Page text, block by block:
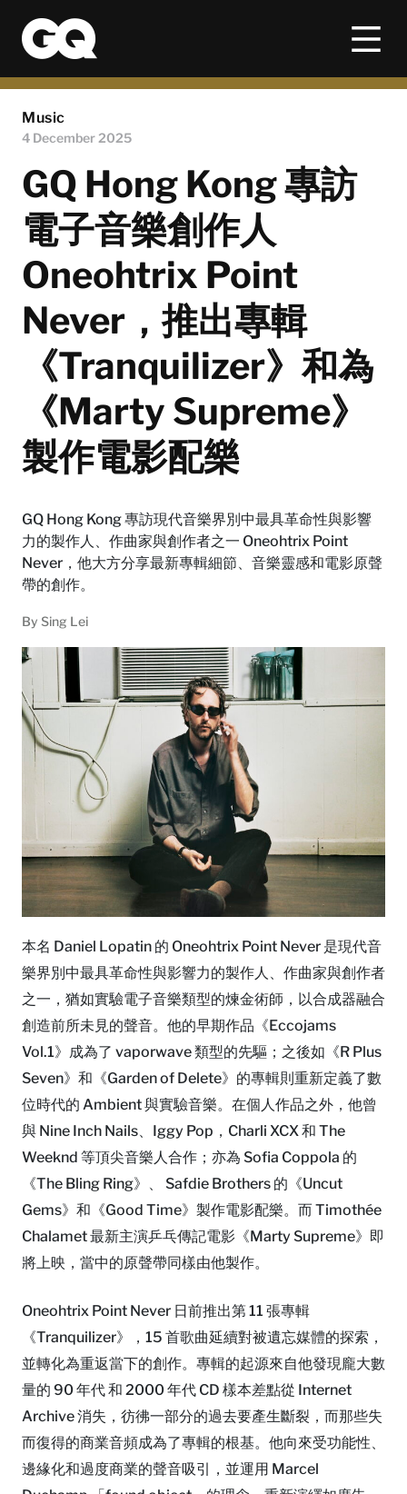
Music
4 December 2025
GQ Hong Kong 專訪
電子音樂創作人
Oneohtrix Point
Never，推出專輯
《Tranquilizer》和為
《Marty Supreme》
製作電影配樂
GQ Hong Kong 專訪現代音樂界別中最具革命性與影響
力的製作人、作曲家與創作者之一 Oneohtrix Point
Never，他大方分享最新專輯細節、音樂靈感和電影原聲
帶的創作。
By Sing Lei
本名 Daniel Lopatin 的 Oneohtrix Point Never 是現代音
樂界別中最具革命性與影響力的製作人、作曲家與創作者
之一，猶如實驗電子音樂類型的煉金術師，以合成器融合
創造前所未見的聲音。他的早期作品《Eccojams
Vol.1》成為了 vaporwave 類型的先驅；之後如《R Plus
Seven》和《Garden of Delete》的專輯則重新定義了數
位時代的 Ambient 與實驗音樂。在個人作品之外，他曾
與 Nine Inch Nails、Iggy Pop，Charli XCX 和 The
Weeknd 等頂尖音樂人合作；亦為 Sofia Coppola 的
《The Bling Ring》、 Safdie Brothers 的《Uncut
Gems》和《Good Time》製作電影配樂。而 Timothée
Chalamet 最新主演乒乓傳記電影《Marty Supreme》即
將上映，當中的原聲帶同樣由他製作。
Oneohtrix Point Never 日前推出第 11 張專輯
《Tranquilizer》，15 首歌曲延續對被遺忘媒體的探索，
並轉化為重返當下的創作。專輯的起源來自他發現龐大數
量的 90 年代 和 2000 年代 CD 樣本差點從 Internet
Archive 消失，彷彿一部分的過去要產生斷裂，而那些失
而復得的商業音頻成為了專輯的根基。他向來受功能性、
邊緣化和過度商業的聲音吸引，並運用 Marcel